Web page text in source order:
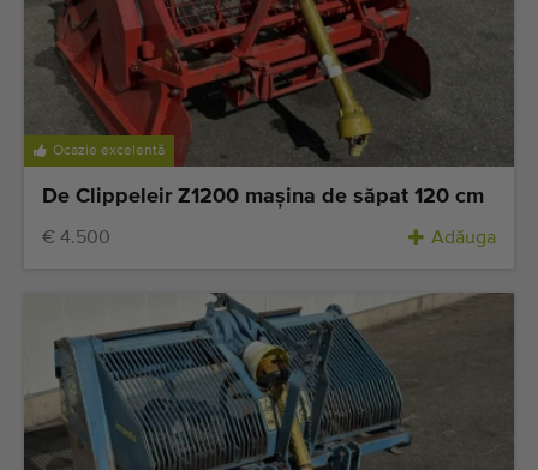
Ocazie excelentă
De Clippeleir Z1200 maşina de săpat 120 cm
€ 4.500 Adăuga